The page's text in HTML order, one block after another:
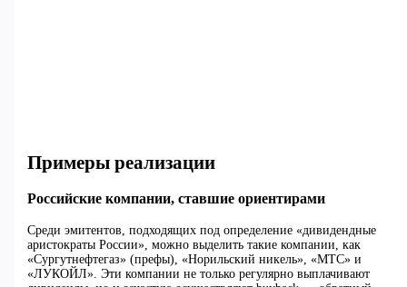
Примеры реализации
Российские компании, ставшие ориентирами
Среди эмитентов, подходящих под определение «дивидендные
аристократы России», можно выделить такие компании, как
«Сургутнефтегаз» (префы), «Норильский никель», «МТС» и
«ЛУКОЙЛ». Эти компании не только регулярно выплачивают